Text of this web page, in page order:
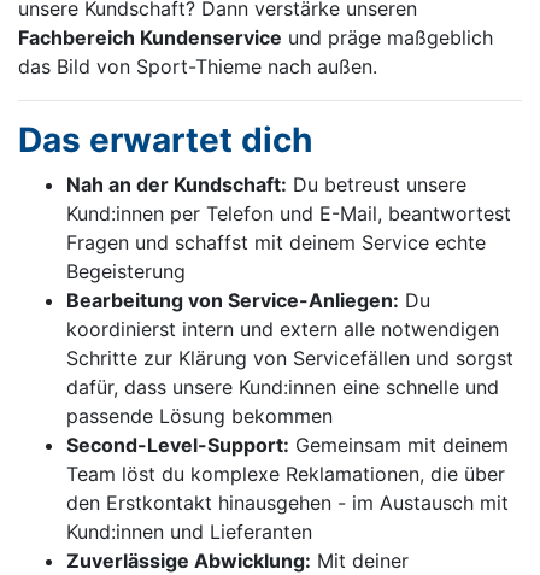
unsere Kundschaft? Dann verstärke unseren
Fachbereich Kundenservice und präge maßgeblich
das Bild von Sport-Thieme nach außen.
Das erwartet dich
Nah an der Kundschaft: Du betreust unsere
Kund:innen per Telefon und E-Mail, beantwortest
Fragen und schaffst mit deinem Service echte
Begeisterung
Bearbeitung von Service-Anliegen: Du
koordinierst intern und extern alle notwendigen
Schritte zur Klärung von Servicefällen und sorgst
dafür, dass unsere Kund:innen eine schnelle und
passende Lösung bekommen
Second-Level-Support: Gemeinsam mit deinem
Team löst du komplexe Reklamationen, die über
den Erstkontakt hinausgehen - im Austausch mit
Kund:innen und Lieferanten
Zuverlässige Abwicklung: Mit deiner